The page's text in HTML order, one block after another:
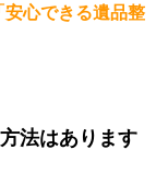
安心できる遺品整
法はあります